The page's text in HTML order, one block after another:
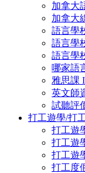
加拿大
加拿大
語言學
語言學
語言學
哪家語
雅思課
英文師
試聽評
打工遊學/打
打工遊
打工遊
打工遊
打工度